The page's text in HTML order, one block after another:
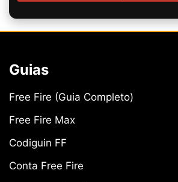
Guias
Free Fire (Guia Completo)
Free Fire Max
Codiguin FF
Conta Free Fire